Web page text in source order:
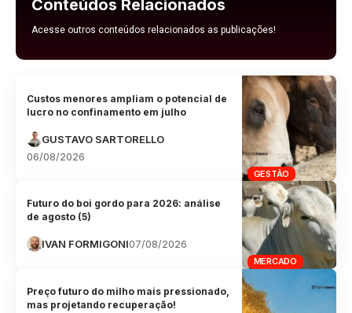
Conteúdos Relacionados
Acesse outros conteúdos relacionados as publicações!
GESTÃO
Custos menores ampliam o potencial de
lucro no confinamento em julho
GUSTAVO SARTORELLO
06/08/2026
MERCADO
Futuro do boi gordo para 2026: análise
de agosto (5)
IVAN FORMIGONI07/08/2026
Preço futuro do milho mais pressionado,
mas projetando recuperação!